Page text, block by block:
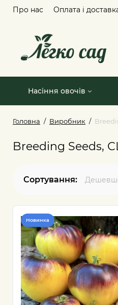
Про нас Оплата і
Насіння овочів
Головна Виробник
Breeding Seeds,
Сортування:
Новинка